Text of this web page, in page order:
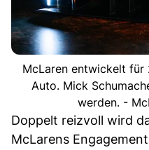
McLaren entwickelt für
Auto. Mick
werden. -
Doppelt reizvoll wird
McLarens